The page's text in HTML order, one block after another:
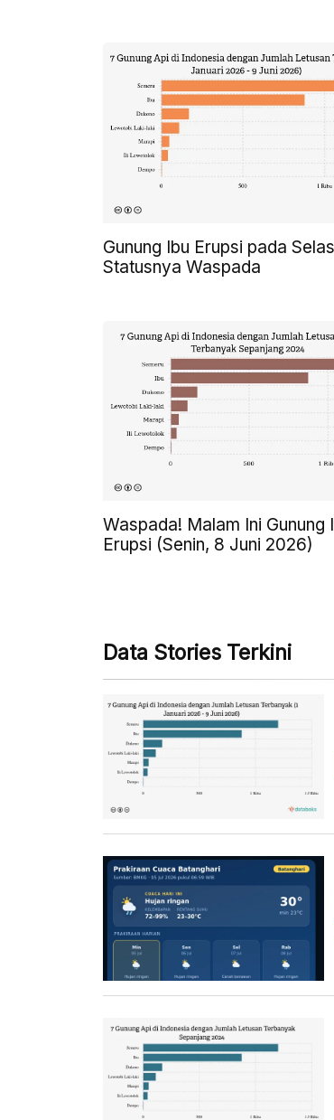
Gunung Ibu Erupsi pada
Statusnya Waspada
Waspada! Malam Ini Gunung
Erupsi (Senin, 8 Juni 2026)
Data Stories Terkini